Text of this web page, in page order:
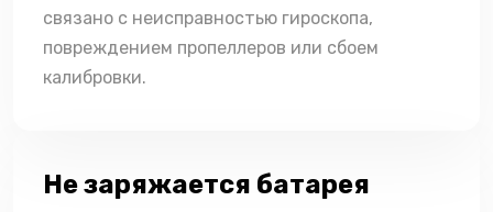
связано с неисправностью гироскопа,
повреждением пропеллеров или сбоем
калибровки.
Не заряжается батарея